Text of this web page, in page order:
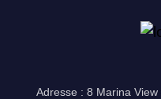
Adresse : 8 Marina View